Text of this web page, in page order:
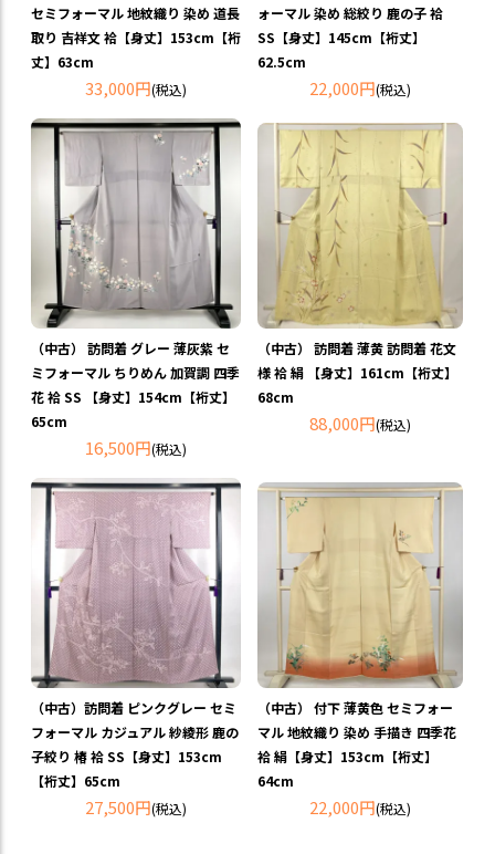
セミフォーマル 地紋織り 染め 道長
取り 吉祥文 袷【身丈】153cm【裄
丈】63cm
33,000円(税込)
ォーマル 染め 総絞り 鹿の子 袷
SS【身丈】145cm【裄丈】
62.5cm
22,000円(税込)
（中古） 訪問着 グレー 薄灰紫 セ
ミフォーマル ちりめん 加賀調 四季
花 袷 SS 【身丈】154cm【裄丈】
65cm
16,500円(税込)
（中古） 訪問着 薄黄 訪問着 花文
様 袷 絹 【身丈】161cm【裄丈】
68cm
88,000円(税込)
（中古）訪問着 ピンクグレー セミ
フォーマル カジュアル 紗綾形 鹿の
子絞り 椿 袷 SS【身丈】153cm
【裄丈】65cm
27,500円(税込)
（中古） 付下 薄黄色 セミフォー
マル 地紋織り 染め 手描き 四季花
袷 絹【身丈】153cm【裄丈】
64cm
22,000円(税込)